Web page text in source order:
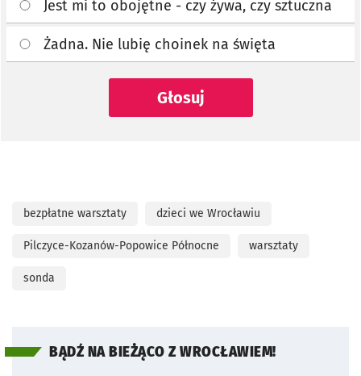
Jest mi to obojętne - czy żywa, czy sztuczna
Żadna. Nie lubię choinek na święta
Głosuj
bezpłatne warsztaty dzieci we Wrocławiu
Pilczyce-Kozanów-Popowice Północne warsztaty
sonda
BĄDŹ NA BIEŻĄCO Z WROCŁAWIEM!